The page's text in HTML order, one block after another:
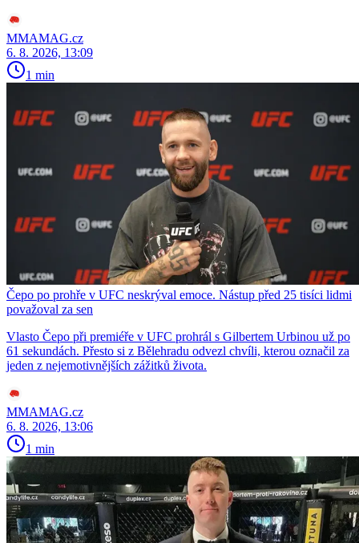
MMAMAG.cz
6. 8. 2026, 13:09
1 min
Čepo po prohře v UFC neskrýval emoce. Nástup před 25 tisíci lidmi
považoval za sen
Vlasto Čepo při premiéře v UFC prohrál s Gilbertem Urbinou už po
61 sekundách. Přesto si z Bělehradu odvezl chvíli, kterou označil za
jeden z nejemotivnějších zážitků života.
MMAMAG.cz
6. 8. 2026, 13:06
1 min